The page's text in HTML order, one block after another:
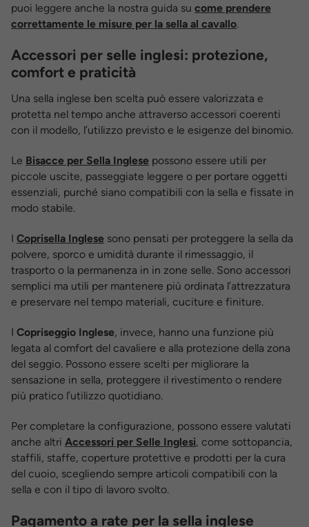
puoi leggere anche la nostra guida su come prendere
correttamente le misure per la sella al cavallo.
Accessori per selle inglesi: protezione,
comfort e praticità
Una sella inglese ben scelta può essere valorizzata e
protetta nel tempo anche attraverso accessori coerenti
con il modello, l’utilizzo previsto e le esigenze del binomio.
Le Bisacce per Sella Inglese possono essere utili per
piccole uscite, passeggiate leggere o per portare oggetti
essenziali, purché siano compatibili con la sella e fissate in
modo stabile.
I Coprisella Inglese sono pensati per proteggere la sella da
polvere, sporco e umidità durante il rimessaggio, il
trasporto o la permanenza in in zone selle. Sono accessori
semplici ma utili per mantenere più ordinata l’attrezzatura
e preservare nel tempo materiali, cuciture e finiture.
I Copriseggio Inglese, invece, hanno una funzione più
legata al comfort del cavaliere e alla protezione della zona
del seggio. Possono essere scelti per migliorare la
sensazione in sella, proteggere il rivestimento o rendere
più pratico l’utilizzo quotidiano.
Per completare la configurazione, possono essere valutati
anche altri Accessori per Selle Inglesi, come sottopancia,
staffili, staffe, coperture protettive e prodotti per la cura
del cuoio, scegliendo sempre articoli compatibili con la
sella e con il tipo di lavoro svolto.
Pagamento a rate per la sella inglese